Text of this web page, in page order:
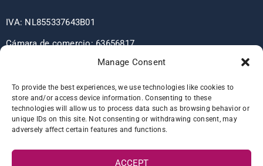
Manage Consent
To provide the best experiences, we use technologies like cookies to
store and/or access device information. Consenting to these
technologies will allow us to process data such as browsing behavior or
unique IDs on this site. Not consenting or withdrawing consent, may
adversely affect certain features and functions.
ACCEPT
IVA: NL855337643B01
Cámara de comercio: 63656817
Detalles del banco